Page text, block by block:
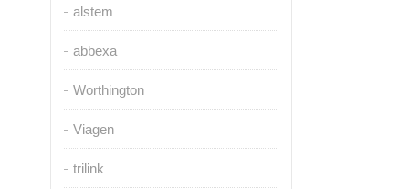
alstem
abbexa
Worthington
Viagen
trilink